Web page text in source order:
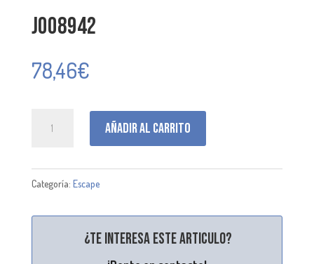
J008942
78,46€
Añadir al carrito
Categoría: Escape
¿Te interesa este articulo?